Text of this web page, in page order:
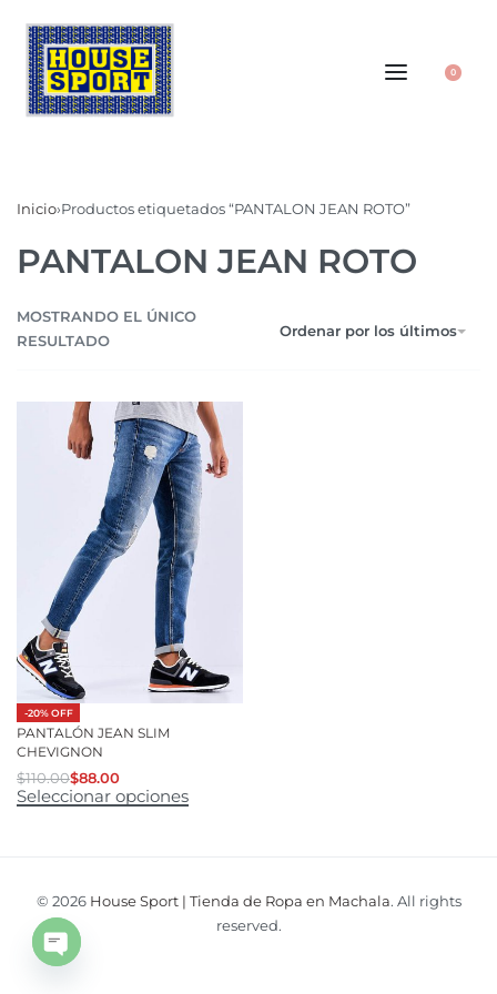
0
Inicio›Productos etiquetados “PANTALON JEAN ROTO”
PANTALON JEAN ROTO
MOSTRANDO EL ÚNICO
RESULTADO
Ordenar por los últimos
-20% OFF
PANTALÓN JEAN SLIM
CHEVIGNON
$110.00$88.00
Seleccionar opciones
© 2026 House Sport | Tienda de Ropa en Machala. All rights
reserved.
Open